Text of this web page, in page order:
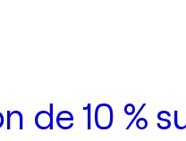
de 10 %